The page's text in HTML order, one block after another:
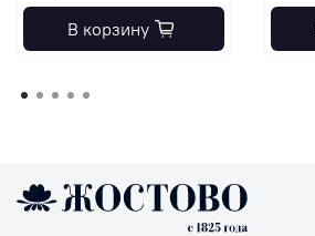
В корзину